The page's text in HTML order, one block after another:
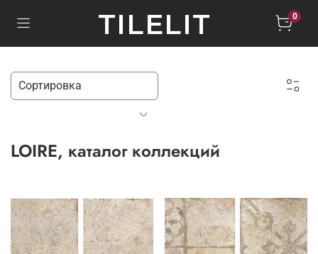
TILELIT 0
LOIRE, каталог коллекций